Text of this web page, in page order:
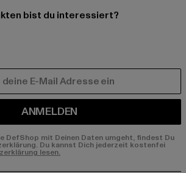
bist du interessiert?
ANMELDEN
DefShop mit Deinen Daten umgeht, findest Du
Du kannst Dich jederzeit kostenfei
lesen.